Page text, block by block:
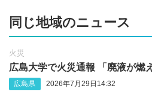
同じ地域のニュース
火災
広島大学で火災通報 「廃液が燃
広島県 2026年7月29日14:32